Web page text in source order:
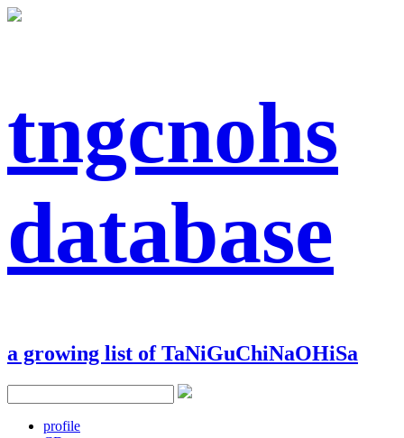
tngcnohs
database
a growing list of TaNiGuChiNaOHiSa
profile